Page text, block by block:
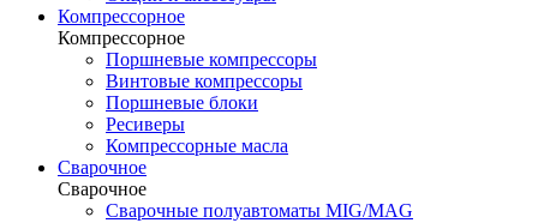
Компрессорное
Компрессорное
Поршневые компрессоры
Винтовые компрессоры
Поршневые блоки
Ресиверы
Компрессорные масла
Сварочное
Сварочное
Сварочные полуавтоматы MIG/MAG